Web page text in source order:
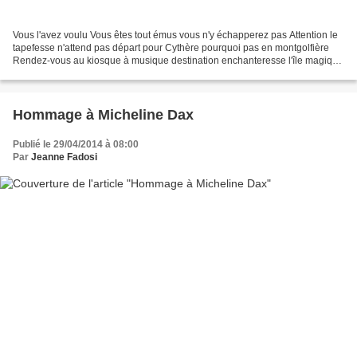
Vous l'avez voulu Vous êtes tout émus vous n'y échapperez pas Attention le
tapefesse n'attend pas départ pour Cythère pourquoi pas en montgolfière
Rendez-vous au kiosque à musique destination enchanteresse l'île magique
Hommage à Micheline Dax
Publié le 29/04/2014 à 08:00
Par Jeanne Fadosi